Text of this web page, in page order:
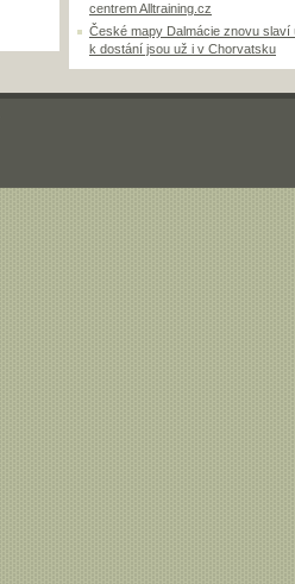
centrem Alltraining.cz
České mapy Dalmácie znovu slaví
k dostání jsou už i v Chorvatsku